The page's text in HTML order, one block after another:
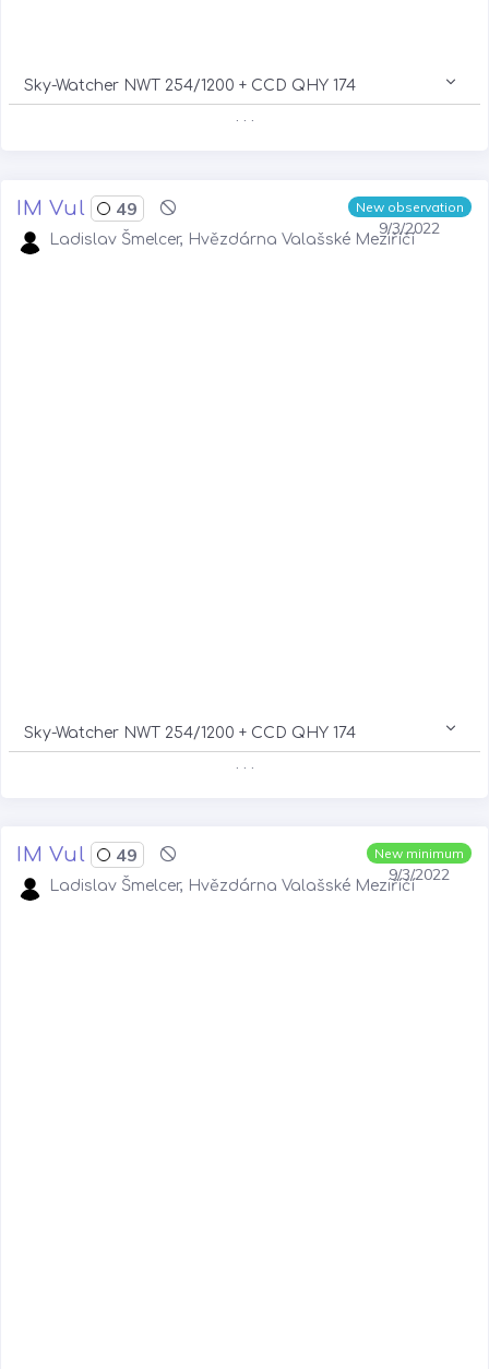
Sky-Watcher NWT 254/1200 + CCD QHY 174
. . .
New observation
9/3/2022
IM Vul 49
Ladislav Šmelcer, Hvězdárna Valašské Meziříčí
Sky-Watcher NWT 254/1200 + CCD QHY 174
New minimum
9/3/2022
IM Vul 49
Ladislav Šmelcer, Hvězdárna Valašské Meziříčí